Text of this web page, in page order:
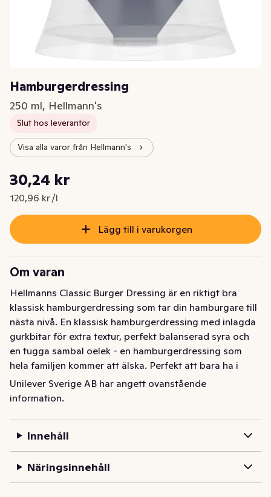
Hamburgerdressing
250 ml, Hellmann's
Slut hos leverantör
Visa alla varor från Hellmann's
Nuvarande pris är: 30,24 kr
30,24 kr
120,96 kr /l
Styckpris: 120,96 kr /l
Lägg till i varukorgen
Om varan
Hellmanns Classic Burger Dressing är en riktigt bra
klassisk hamburgerdressing som tar din hamburgare till
nästa nivå. En klassisk hamburgerdressing med inlagda
gurkbitar för extra textur, perfekt balanserad syra och
en tugga sambal oelek - en hamburgerdressing som
hela familjen kommer att älska. Perfekt att bara ha i
kylen om man behöver gå snabbt, men man vill också ha
en god hamburgare. Hellmanns goda och krämiga
med ägg från frigående höns. Den kommer i en flaska av
100 % återvunnen plast och den praktiska klämflaskan
gör det enkelt att portionera ut dressingen och ta med
flaskan på resor. Med en rik och krämig karaktär
levererar Hellmanns hamburgerdressing en
Unilever Sverige AB har angett ovanstående
information.
Innehåll
Näringsinnehåll